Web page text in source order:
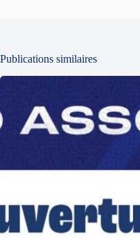
Publications similaires